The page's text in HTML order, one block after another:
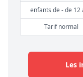
enfants de - de 12
Tarif normal
Les